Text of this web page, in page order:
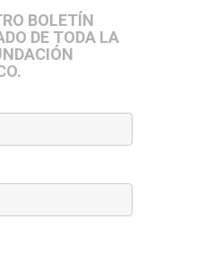
BOLETÍN
DE TODA LA